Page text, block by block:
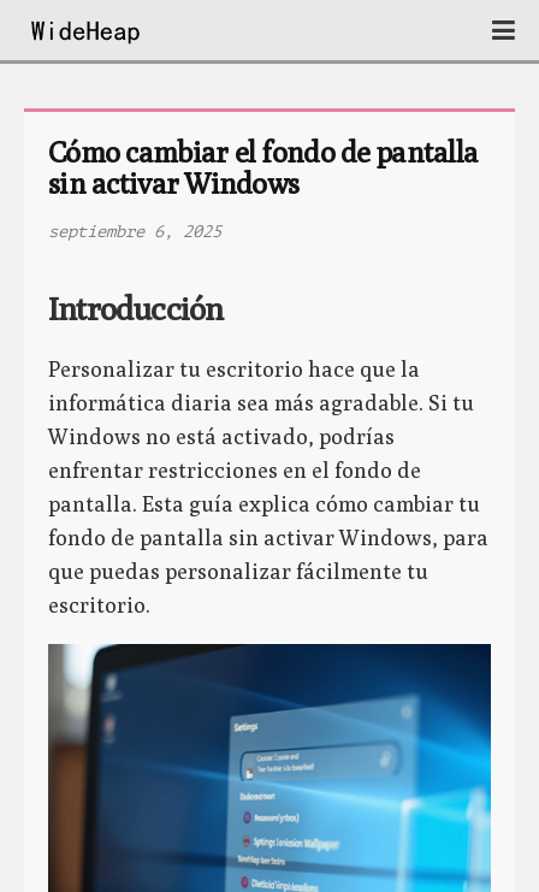
Cómo cambiar el fondo de pantalla
sin activar Windows
septiembre 6, 2025
Introducción
Personalizar tu escritorio hace que la
informática diaria sea más agradable. Si tu
Windows no está activado, podrías
enfrentar restricciones en el fondo de
pantalla. Esta guía explica cómo cambiar tu
fondo de pantalla sin activar Windows, para
que puedas personalizar fácilmente tu
escritorio.